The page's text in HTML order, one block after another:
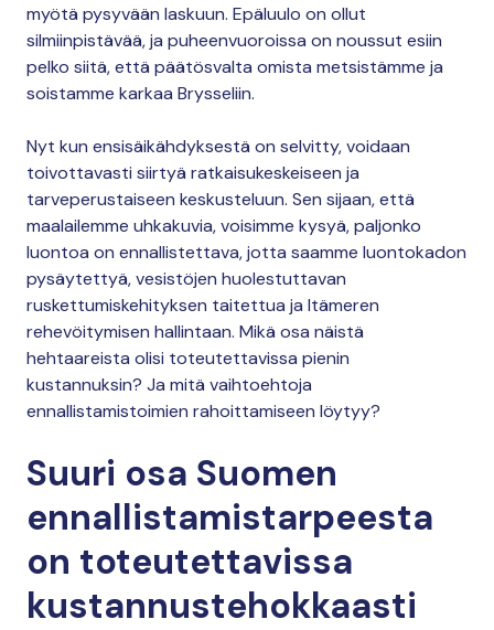
myötä pysyvään laskuun. Epäluulo on ollut
silmiinpistävää, ja puheenvuoroissa on noussut esiin
pelko siitä, että päätösvalta omista metsistämme ja
soistamme karkaa Brysseliin.
Nyt kun ensisäikähdyksestä on selvitty, voidaan
toivottavasti siirtyä ratkaisukeskeiseen ja
tarveperustaiseen keskusteluun. Sen sijaan, että
maalailemme uhkakuvia, voisimme kysyä, paljonko
luontoa on ennallistettava, jotta saamme luontokadon
pysäytettyä, vesistöjen huolestuttavan
ruskettumiskehityksen taitettua ja Itämeren
rehevöitymisen hallintaan. Mikä osa näistä
hehtaareista olisi toteutettavissa pienin
kustannuksin? Ja mitä vaihtoehtoja
ennallistamistoimien rahoittamiseen löytyy?
Suuri osa Suomen
ennallistamistarpeesta
on toteutettavissa
kustannustehokkaasti